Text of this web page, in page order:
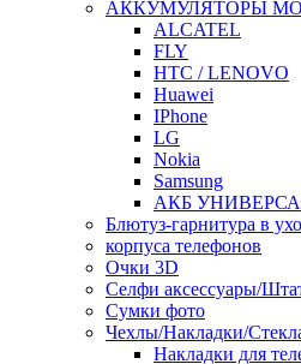
АККУМУЛЯТОРЫ
ALCATEL
FLY
HTC / LENOVO
Huawei
IPhone
LG
Nokia
Samsung
АКБ
Блютуз-гарнитура в ухо
корпуса телефонов
Очки 3D
Селфи аксессуары/
Сумки фото
Чехлы/Накладки/
Накладки для